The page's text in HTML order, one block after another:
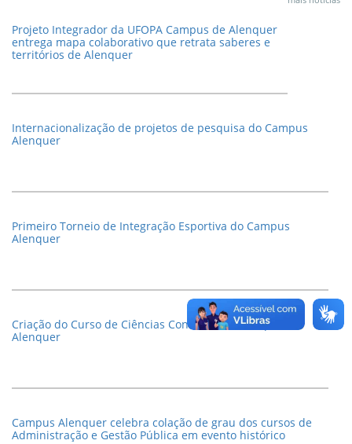
15 de Abril de 2026 às 14:34
ATUALIZADO - Oferta de componentes curriculares -
Projeto IAÇA realiza reuniões em comunidades de
Alenquer e Monte Alegre
Projeto Integrador da UFOPA Campus de Alenquer
entrega mapa colaborativo que retrata saberes e
territórios de Alenquer
Internacionalização de projetos de pesquisa do Campus
Alenquer
Primeiro Torneio de Integração Esportiva do Campus
Alenquer
Criação do Curso de Ciências Contábeis no Campus
Alenquer
Campus Alenquer celebra colação de grau dos cursos de
Administração e Gestão Pública em evento histórico